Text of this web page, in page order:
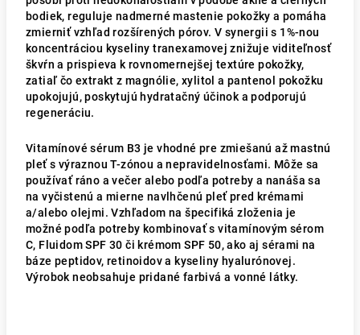
bodiek, reguluje nadmerné mastenie pokožky a pomáha
zmierniť vzhľad rozšírených pórov. V synergii s 1%-nou
koncentráciou kyseliny tranexamovej znižuje viditeľnosť
škvŕn a prispieva k rovnomernejšej textúre pokožky,
zatiaľ čo extrakt z magnólie, xylitol a pantenol pokožku
upokojujú, poskytujú hydratačný účinok a podporujú
regeneráciu.
Vitamínové sérum B3 je vhodné pre zmiešanú až mastnú
pleť s výraznou T-zónou a nepravidelnosťami. Môže sa
používať ráno a večer alebo podľa potreby a nanáša sa
na vyčistenú a mierne navlhčenú pleť pred krémami
a/alebo olejmi. Vzhľadom na špecifiká zloženia je
možné podľa potreby kombinovať s vitamínovým sérom
C, Fluidom SPF 30 či krémom SPF 50, ako aj sérami na
báze peptidov, retinoidov a kyseliny hyalurónovej.
Výrobok neobsahuje pridané farbivá a vonné látky.